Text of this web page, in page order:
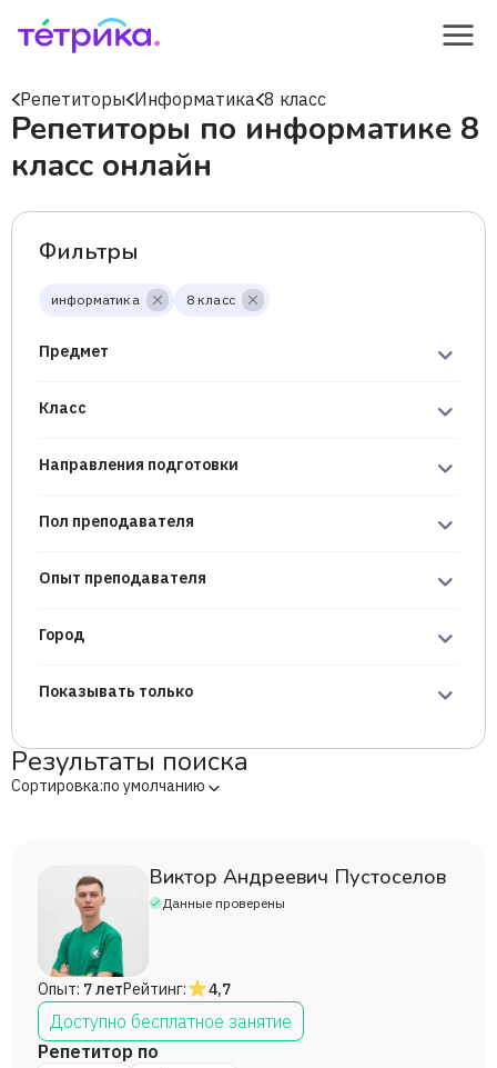
Репетиторы Информатика 8 класс
Репетиторы по информатике 8
класс онлайн
Результаты поиска
Сортировка:по умолчанию
Виктор Андреевич Пустоселов
Данные проверены
Опыт: 7 летРейтинг: 4,7
Доступно бесплатное занятие
Репетитор по
Фильтры
информатика 8 класс
Предмет
Класс
Направления подготовки
Пол преподавателя
Опыт преподавателя
Город
Показывать только